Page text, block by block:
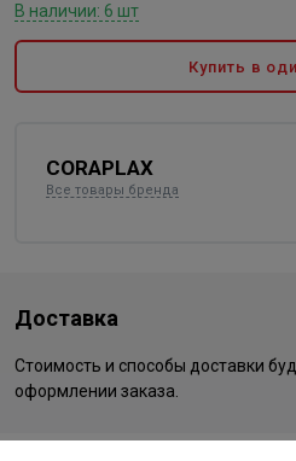
В наличии: 6 шт
Купить в
CORAPLAX
Все товары бренда
Доставка
Стоимость и способы доставки
оформлении заказа.